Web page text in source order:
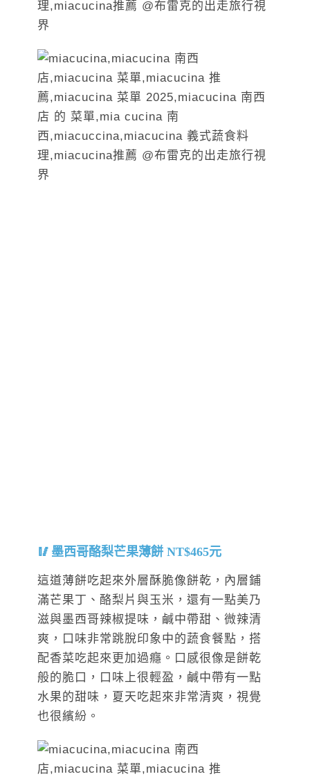
墨西哥酪梨芒果薄餅 NT$465元
這道薄餅吃起來外層酥脆像餅乾，內層鋪
滿芒果丁、酪梨片與玉米，還有一點美乃
滋與墨西哥辣椒提味，鹹中帶甜、微辣清
爽，口味非常跳脫印象中的蔬食餐點，搭
配香菜吃起來更加過癮。口感很像是餅乾
般的脆口，口味上很輕盈，鹹中帶有一點
水果的甜味，夏天吃起來非常清爽，視覺
也很繽紛。